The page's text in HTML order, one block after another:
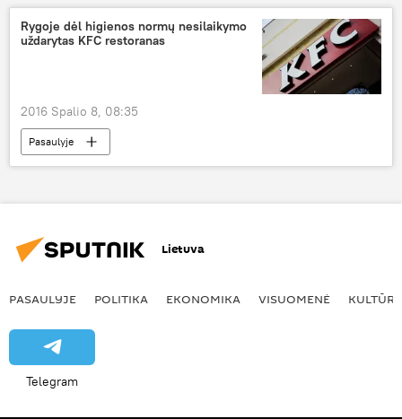
Rygoje dėl higienos normų nesilaikymo
uždarytas KFC restoranas
2016 Spalio 8, 08:35
Pasaulyje
Lietuva
PASAULYJE POLITIKA EKONOMIKA VISUOMENĖ KULTŪRA
Telegram